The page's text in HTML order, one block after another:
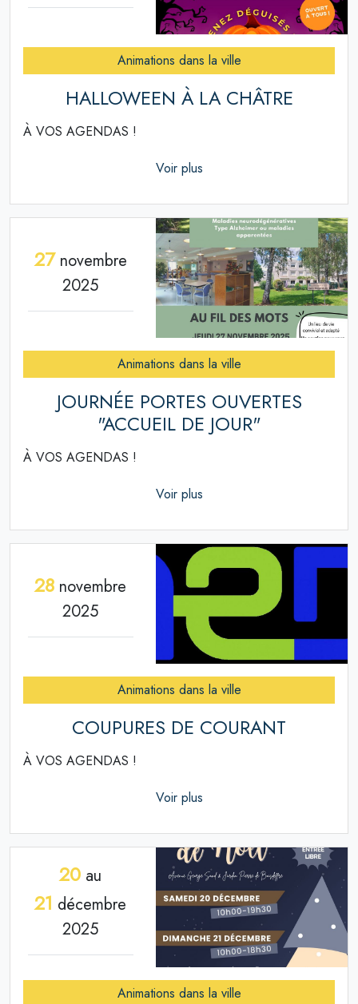
Animations dans la ville
HALLOWEEN À LA CHÂTRE
À VOS AGENDAS !
Voir plus
27novembre
2025
Animations dans la ville
JOURNÉE PORTES OUVERTES
"ACCUEIL DE JOUR"
À VOS AGENDAS !
Voir plus
28 novembre
2025
Animations dans la ville
COUPURES DE COURANT
À VOS AGENDAS !
Voir plus
20 au
21 décembre
2025
Animations dans la ville